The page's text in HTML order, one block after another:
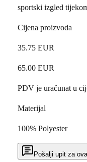
sportski izgled
Cijena proizvoda
35.75 EUR
65.00EUR
PDV je uračunat u
Materijal
100% Polyester
Pošalji upit za